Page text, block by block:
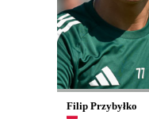
Filip Przybyłko